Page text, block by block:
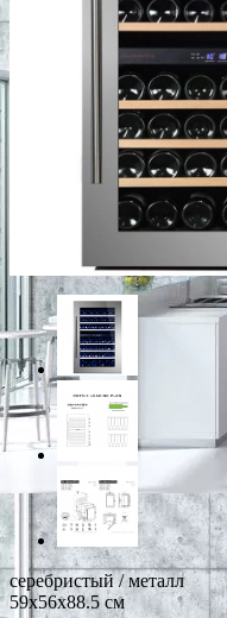
серебристый / металл
59x56x88.5 см